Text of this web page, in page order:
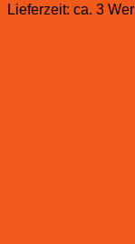
Lieferzeit: ca. 3